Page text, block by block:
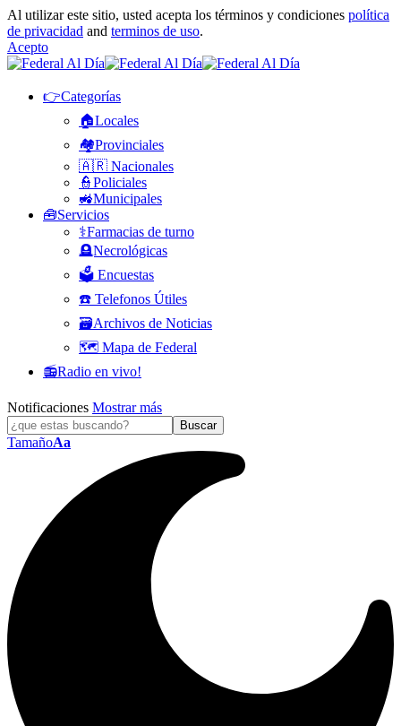
Al utilizar este sitio, usted acepta los términos y condiciones política
de privacidad and terminos de uso.
Acepto
👉Categorías
🏠Locales
🏘️Provinciales
🇦🇷 Nacionales
👮Policiales
🚜Municipales
🧰Servicios
⚕️Farmacias de turno
🪦Necrológicas
🗳️ Encuestas
☎️ Telefonos Útiles
🗃️Archivos de Noticias
🗺️ Mapa de Federal
📻Radio en vivo!
Notificaciones Mostrar más
TamañoAa